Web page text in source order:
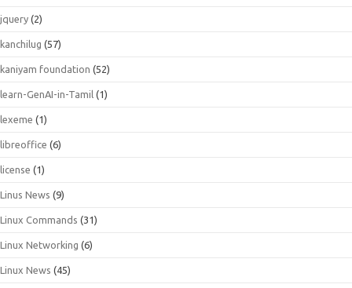
jquery (2)
kanchilug (57)
kaniyam foundation (52)
learn-GenAI-in-Tamil (1)
lexeme (1)
libreoffice (6)
license (1)
Linus News (9)
Linux Commands (31)
Linux Networking (6)
Linux News (45)